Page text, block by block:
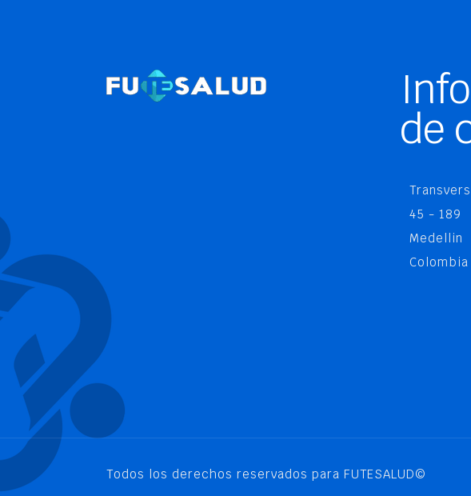
de
45 - 189
Medellin
Colombia
Todos los derechos reservados para FUTESALUD©